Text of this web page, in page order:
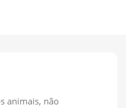
animais, não